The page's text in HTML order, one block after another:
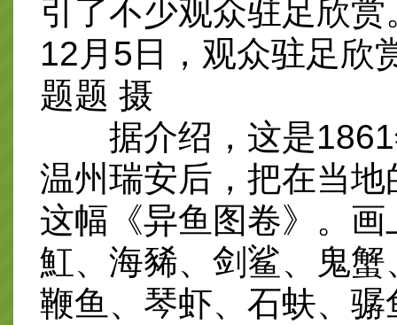
引了不少观众驻足欣赏
12月5日，观众驻足欣
题题 摄
据介绍，这是1861
温州瑞安后，把在当
这幅《异鱼图卷》。
魟、海豨、剑鲨、鬼
鞭鱼、琴虾、石蚨、